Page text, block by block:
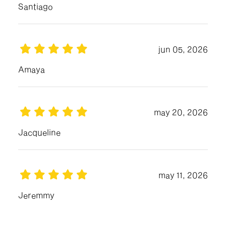
Santiago
jun 05, 2026
Amaya
may 20, 2026
Jacqueline
may 11, 2026
Jeremmy